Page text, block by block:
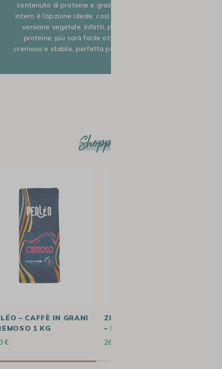
contenuto di proteine e grassi. Per questo motivo, il latte
intero è l’opzione ideale, così come il latte d’avena per una
versione vegetale. Infatti, più il latte è ricco di grassi e
proteine, più sarà facile ottenere una schiuma densa,
cremosa e stabile, perfetta per un cappuccino ben riuscito.
Shopping list
– CAFFÈ IN GRANI
1 KG
€
ZICAFFÈ – CAFFÈ IN GRANI
– LINEA ESPRESSO 1 KG
26.90 €